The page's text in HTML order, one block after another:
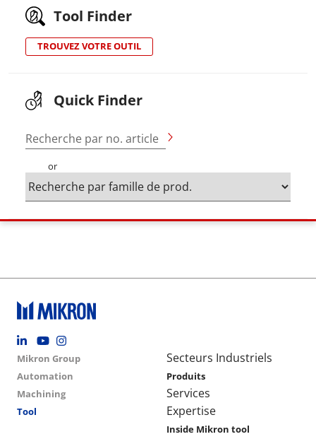
Tool Finder
TROUVEZ VOTRE OUTIL
Quick Finder
Recherche par no. article
or
Footer social
Group menu
Mikron Group
Automation
Machining
Tool
Main navigation
Secteurs Industriels
Produits
Services
Expertise
Inside Mikron tool